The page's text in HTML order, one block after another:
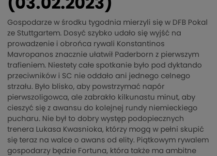
(03.02.2023)
Gospodarze w środku tygodnia mierzyli się w DFB Pokal
ze Stuttgartem. Dosyć szybko udało się wyjść na
prowadzenie i obrońca rywali Konstantinos
Mavropanos znacznie ułatwił Paderborn z pierwszym
trafieniem. Niestety całe spotkanie było pod dyktando
przeciwników i SC nie oddało ani jednego celnego
strzału. Było blisko, aby powstrzymać napór
pierwszoligowca, ale zabrakło kilkunastu minut, aby
cieszyć się z awansu do kolejnej rundy niemieckiego
pucharu. Nie był to dobry występ podopiecznych
trenera Lukasa Kwasnioka, którzy mogą w pełni skupić
się teraz na walce o awans od elity. Piątkowym rywalem
gospodarzy będzie Fortuna, która także ma ambitne